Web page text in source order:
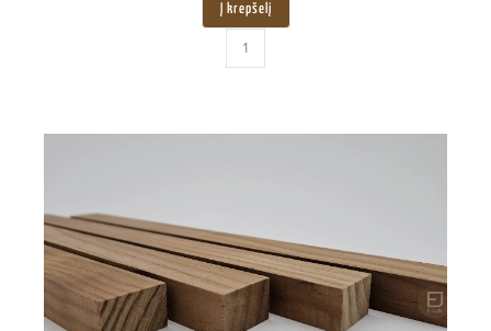
Į krepšelį